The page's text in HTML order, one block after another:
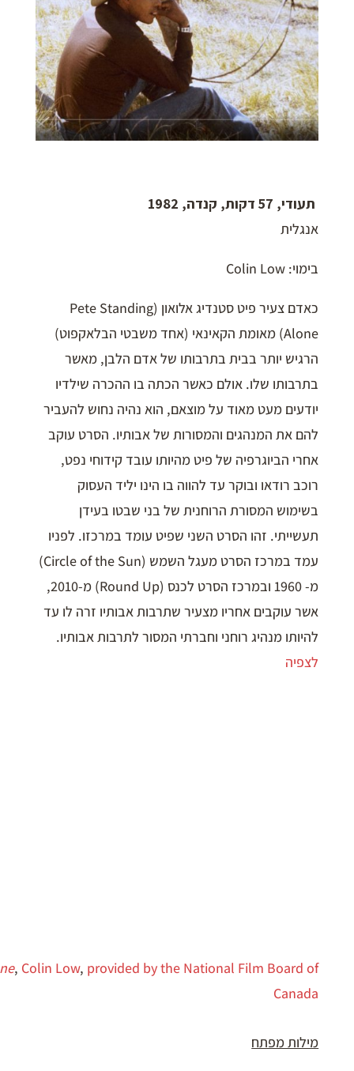
תעודי, 57 דקות, קנדה,
1982
אנגלית
בימוי: Colin Low
כאדם צעיר פיט סטנדיג אלואון (Pete Standing
Alone) מאומת הקאינאי (אחד משבטי הבלאקפוט)
הרגיש יותר בבית בתרבותו של אדם הלבן, מאשר
בתרבותו שלו. אולם כאשר הכתה בו ההכרה שילדיו
יודעים מעט מאוד על מוצאם, הוא נהיה נחוש להעביר
להם את המנהגים והמסורות של אבותיו. הסרט עוקב
אחרי הביוגרפיה של פיט מהיותו עובד קידוחי נפט,
רוכב רודאו ובוקר עד להווה בו הינו יליד העסוק
בשימוש המסורת הרוחנית של בני שבטו בעידן
תעשייתי. זהו הסרט השני שפיט עומד במרכזו. לפניו
עמד במרכז הסרט מעגל השמש (Circle of the Sun)
מ- 1960 ובמרכז הסרט לכנס (Round Up) מ-2010,
אשר עוקבים אחריו מצעיר שתרבות אבותיו זרה לו עד
להיותו מנהיג רוחני וחברתי המסור לתרבות אבותיו.
לצפיה
, Colin Low, provided by the National Film Board of
Canada
מילות מפתח